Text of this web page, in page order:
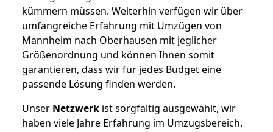
kümmern müssen. Weiterhin verfügen wir über
umfangreiche Erfahrung mit Umzügen von
Mannheim nach Oberhausen mit jeglicher
Größenordnung und können Ihnen somit
garantieren, dass wir für jedes Budget eine
passende Lösung finden werden.
Unser Netzwerk ist sorgfältig ausgewählt, wir
haben viele Jahre Erfahrung im Umzugsbereich.